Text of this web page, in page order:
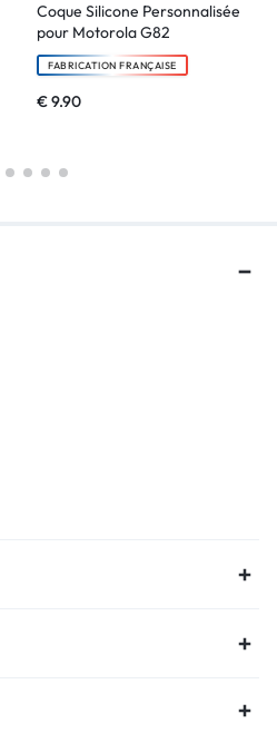
Coque Silicone Personnalisée
pour Motorola G82
FABRICATION FRANÇAISE
€9.90